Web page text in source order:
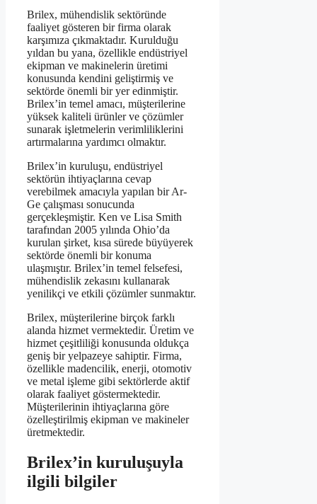
Brilex, mühendislik sektöründe
faaliyet gösteren bir firma olarak
karşımıza çıkmaktadır. Kurulduğu
yıldan bu yana, özellikle endüstriyel
ekipman ve makinelerin üretimi
konusunda kendini geliştirmiş ve
sektörde önemli bir yer edinmiştir.
Brilex’in temel amacı, müşterilerine
yüksek kaliteli ürünler ve çözümler
sunarak işletmelerin verimliliklerini
artırmalarına yardımcı olmaktır.
Brilex’in kuruluşu, endüstriyel
sektörün ihtiyaçlarına cevap
verebilmek amacıyla yapılan bir Ar-
Ge çalışması sonucunda
gerçekleşmiştir. Ken ve Lisa Smith
tarafından 2005 yılında Ohio’da
kurulan şirket, kısa sürede büyüyerek
sektörde önemli bir konuma
ulaşmıştır. Brilex’in temel felsefesi,
mühendislik zekasını kullanarak
yenilikçi ve etkili çözümler sunmaktır.
Brilex, müşterilerine birçok farklı
alanda hizmet vermektedir. Üretim ve
hizmet çeşitliliği konusunda oldukça
geniş bir yelpazeye sahiptir. Firma,
özellikle madencilik, enerji, otomotiv
ve metal işleme gibi sektörlerde aktif
olarak faaliyet göstermektedir.
Müşterilerinin ihtiyaçlarına göre
özelleştirilmiş ekipman ve makineler
üretmektedir.
Brilex’in kuruluşuyla
ilgili bilgiler